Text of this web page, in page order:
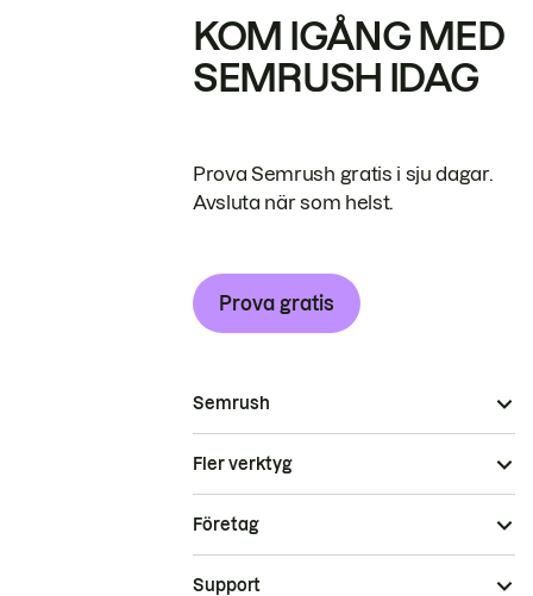
KOM IGÅNG MED
SEMRUSH IDAG
Prova Semrush gratis i sju dagar.
Avsluta när som helst.
Prova gratis
Semrush
Fler verktyg
Företag
Support